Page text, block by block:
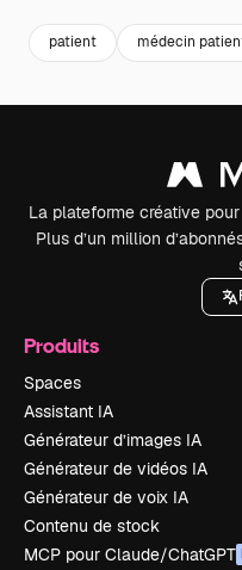
patient médecin
La plateforme créative
Plus d’un million
Produits
Spaces
Assistant IA
Générateur d’images IA
Générateur de vidéos IA
Générateur de voix IA
Contenu de stock
MCP pour Claude/ChatGPT